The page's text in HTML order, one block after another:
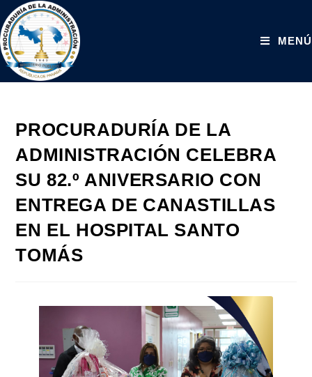
MENÚ
PROCURADURÍA DE LA
ADMINISTRACIÓN CELEBRA
SU 82.º ANIVERSARIO CON
ENTREGA DE CANASTILLAS
EN EL HOSPITAL SANTO
TOMÁS